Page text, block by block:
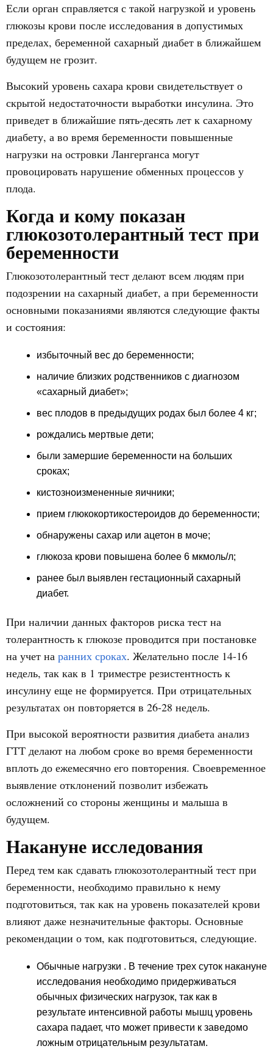
Если орган справляется с такой нагрузкой и уровень
глюкозы крови после исследования в допустимых
пределах, беременной сахарный диабет в ближайшем
будущем не грозит.
Высокий уровень сахара крови свидетельствует о
скрытой недостаточности выработки инсулина. Это
приведет в ближайшие пять-десять лет к сахарному
диабету, а во время беременности повышенные
нагрузки на островки Лангерганса могут
провоцировать нарушение обменных процессов у
плода.
Когда и кому показан
глюкозотолерантный тест при
беременности
Глюкозотолерантный тест делают всем людям при
подозрении на сахарный диабет, а при беременности
основными показаниями являются следующие факты
и состояния:
избыточный вес до беременности;
наличие близких родственников с диагнозом
«сахарный диабет»;
вес плодов в предыдущих родах был более 4 кг;
рождались мертвые дети;
были замершие беременности на больших
сроках;
кистозноизмененные яичники;
прием глюкокортикостероидов до беременности;
обнаружены сахар или ацетон в моче;
глюкоза крови повышена более 6 мкмоль/л;
ранее был выявлен гестационный сахарный
диабет.
При наличии данных факторов риска тест на
толерантность к глюкозе проводится при постановке
на учет на ранних сроках. Желательно после 14-16
недель, так как в 1 триместре резистентность к
инсулину еще не формируется. При отрицательных
результатах он повторяется в 26-28 недель.
При высокой вероятности развития диабета анализ
ГТТ делают на любом сроке во время беременности
вплоть до ежемесячно его повторения. Своевременное
выявление отклонений позволит избежать
осложнений со стороны женщины и малыша в
будущем.
Накануне исследования
Перед тем как сдавать глюкозотолерантный тест при
беременности, необходимо правильно к нему
подготовиться, так как на уровень показателей крови
влияют даже незначительные факторы. Основные
рекомендации о том, как подготовиться, следующие.
Обычные нагрузки . В течение трех суток накануне
исследования необходимо придерживаться
обычных физических нагрузок, так как в
результате интенсивной работы мышц уровень
сахара падает, что может привести к заведомо
ложным отрицательным результатам.